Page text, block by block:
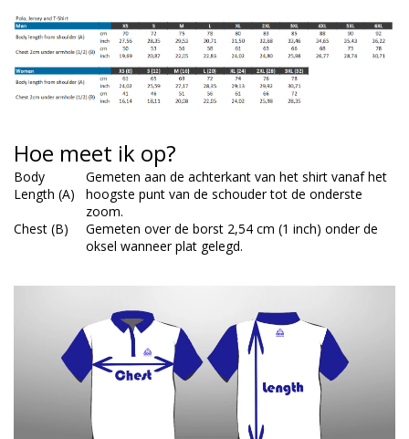
Hoe meet ik op?
Body
Length (A)
Gemeten aan de achterkant van het shirt vanaf het
hoogste punt van de schouder tot de onderste
zoom.
Chest (B)
Gemeten over de borst 2,54 cm (1 inch) onder de
oksel wanneer plat gelegd.